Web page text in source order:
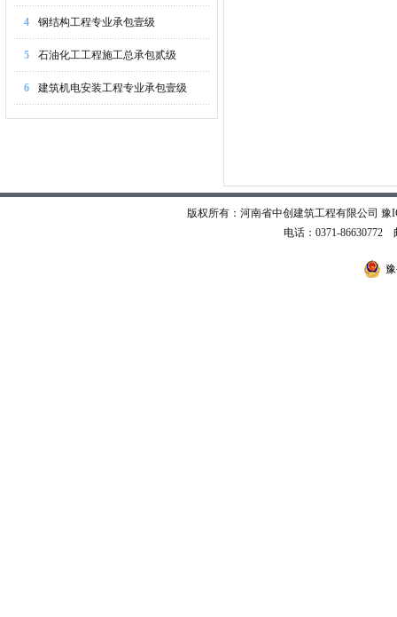
4 钢结构工程专业承包壹级
5 石油化工工程施工总承包贰级
6 建筑机电安装工程专业承包壹级
版权所有：河南省中创建筑工程有限公司 豫
电话：0371-86630772